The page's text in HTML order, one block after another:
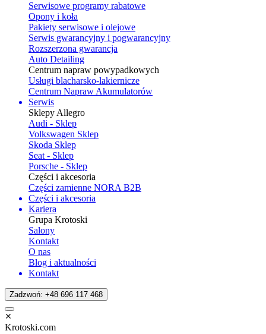
Serwisowe programy rabatowe
Opony i koła
Pakiety serwisowe i olejowe
Serwis gwarancyjny i pogwarancyjny
Rozszerzona gwarancja
Auto Detailing
Centrum napraw powypadkowych
Usługi blacharsko-lakiernicze
Centrum Napraw Akumulatorów
Serwis
Sklepy Allegro
Audi - Sklep
Volkswagen Sklep
Skoda Sklep
Seat - Sklep
Porsche - Sklep
Części i akcesoria
Części zamienne NORA B2B
Części i akcesoria
Kariera
Grupa Krotoski
Salony
Kontakt
O nas
Blog i aktualności
Kontakt
Zadzwoń: +48 696 117 468
Krotoski.com